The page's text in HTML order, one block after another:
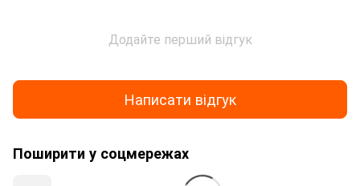
Додайте перший відгук
Написати відгук
Поширити у соцмережах